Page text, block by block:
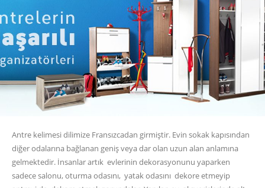
Antre kelimesi dilimize Fransızcadan girmiştir. Evin sokak kapısından
diğer odalarına bağlanan geniş veya dar olan uzun alan anlamına
gelmektedir. İnsanlar artık evlerinin dekorasyonunu yaparken
sadece salonu, oturma odasını, yatak odasını dekore etmeyip